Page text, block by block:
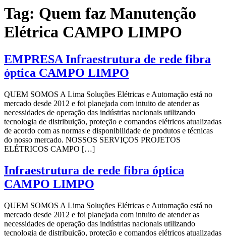
Tag: Quem faz Manutenção
Elétrica CAMPO LIMPO
EMPRESA Infraestrutura de rede fibra
óptica CAMPO LIMPO
QUEM SOMOS A Lima Soluções Elétricas e Automação está no
mercado desde 2012 e foi planejada com intuito de atender as
necessidades de operação das indústrias nacionais utilizando
tecnologia de distribuição, proteção e comandos elétricos atualizadas
de acordo com as normas e disponibilidade de produtos e técnicas
do nosso mercado. NOSSOS SERVIÇOS PROJETOS
ELÉTRICOS CAMPO […]
Infraestrutura de rede fibra óptica
CAMPO LIMPO
QUEM SOMOS A Lima Soluções Elétricas e Automação está no
mercado desde 2012 e foi planejada com intuito de atender as
necessidades de operação das indústrias nacionais utilizando
tecnologia de distribuição, proteção e comandos elétricos atualizadas